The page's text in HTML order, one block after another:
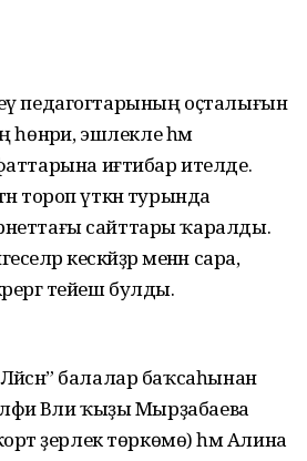
педагогтарының оҫталығын
эшлекле һәм
иғтибар ителде.
тороп үткән турында
сайттары ҡаралды.
кескәйҙәр менән сара,
тейеш булды.
балалар баҡсаһынан
Вәли ҡыҙы Мырҙабаева
әҙерлек төркөмө) һәм Алина